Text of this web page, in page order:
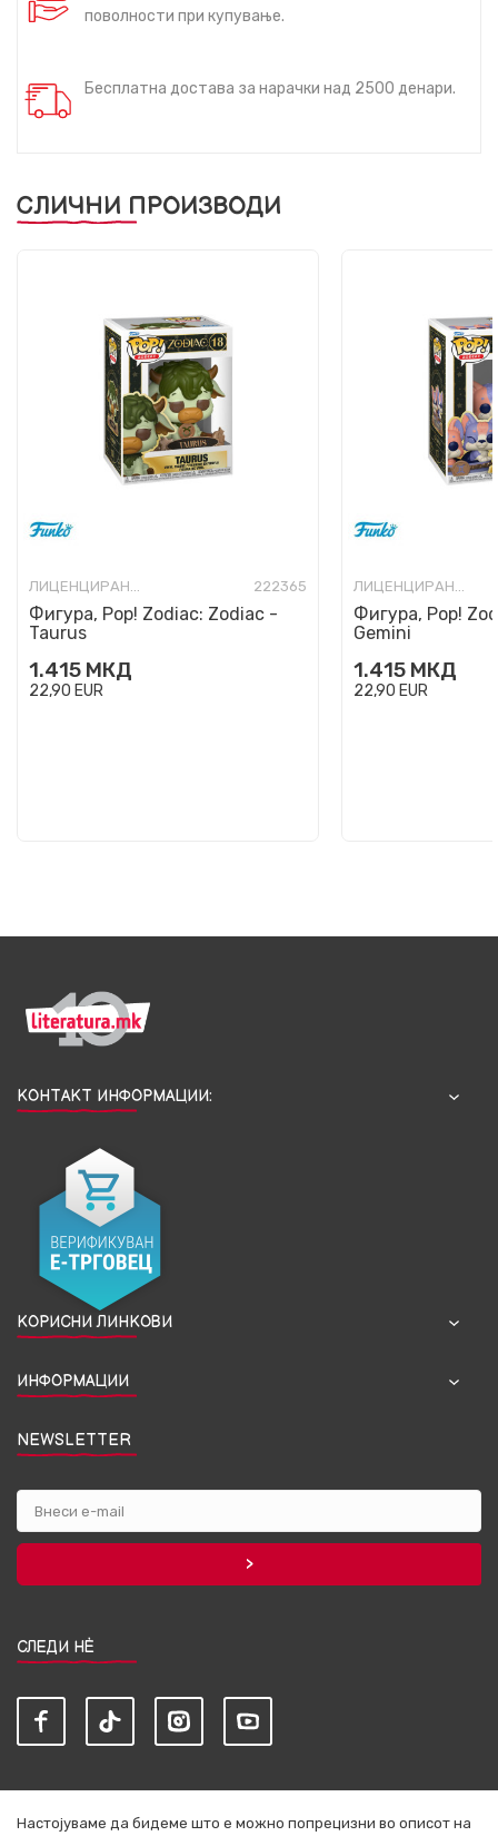
поволности при купување.
Бесплатна достава за нарачки над 2500 денари.
СЛИЧНИ ПРОИЗВОДИ
ЛИЦЕНЦИРАНИ ФИГУРИ И СЕТОВИ 222365
Фигура, Pop! Zodiac: Zodiac -
Taurus
1.415 МКД
22,90 EUR
ЛИЦЕНЦИРАНИ ФИГУРИ И СЕТОВИ
Фигура, Pop!
Gemini
1.415 МКД
22,90 EUR
КОНТАКТ ИНФОРМАЦИИ:
КОРИСНИ ЛИНКОВИ
ИНФОРМАЦИИ
NEWSLETTER
СЛЕДИ НЀ
Настојуваме да бидеме што е можно попрецизни во описот на